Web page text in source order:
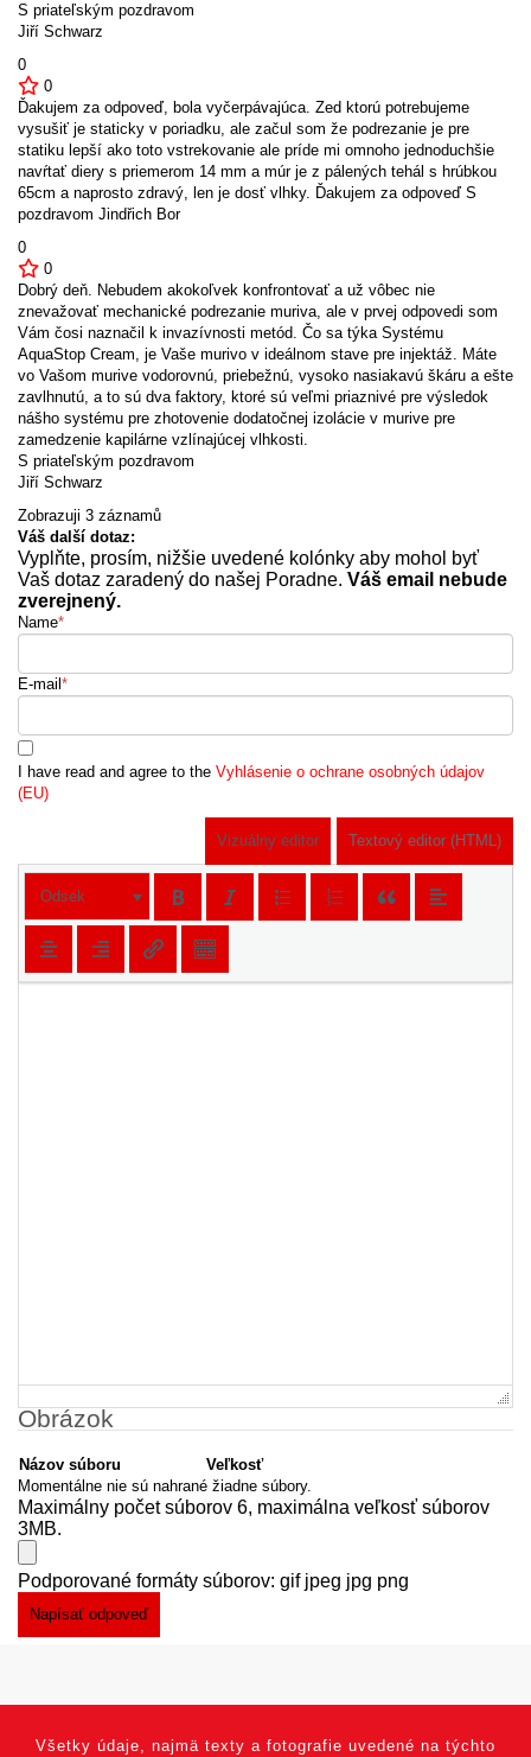
S priateľským pozdravom
Jiří Schwarz
0
0
Ďakujem za odpoveď, bola vyčerpávajúca. Zed ktorú potrebujeme
vysušiť je staticky v poriadku, ale začul som že podrezanie je pre
statiku lepší ako toto vstrekovanie ale príde mi omnoho jednoduchšie
navŕtať diery s priemerom 14 mm a múr je z pálených tehál s hrúbkou
65cm a naprosto zdravý, len je dosť vlhky. Ďakujem za odpoveď S
pozdravom Jindřich Bor
0
0
Dobrý deň. Nebudem akokoľvek konfrontovať a už vôbec nie
znevažovať mechanické podrezanie muriva, ale v prvej odpovedi som
Vám čosi naznačil k invazívnosti metód. Čo sa týka Systému
AquaStop Cream, je Vaše murivo v ideálnom stave pre injektáž. Máte
vo Vašom murive vodorovnú, priebežnú, vysoko nasiakavú škáru a ešte
zavlhnutú, a to sú dva faktory, ktoré sú veľmi priaznivé pre výsledok
nášho systému pre zhotovenie dodatočnej izolácie v murive pre
zamedzenie kapilárne vzlínajúcej vlhkosti.
S priateľským pozdravom
Jiří Schwarz
Zobrazuji 3 záznamů
Váš další dotaz:
Vyplňte, prosím, nižšie uvedené kolónky aby mohol byť
Vaš dotaz zaradený do našej Poradne. Váš email nebude
zverejnený.
Name*
E-mail *
I have read and agree to the Vyhlásenie o ochrane osobných údajov
(EU)
Vizuálny editor Textový editor (HTML)
Odsek
Obrázok
Názov súboru
Veľkosť
Momentálne nie sú nahrané žiadne súbory.
Maximálny počet súborov 6, maximálna veľkosť súborov
3MB.
Podporované formáty súborov: gif jpeg jpg png
Všetky údaje, najmä texty a fotografie uvedené na týchto